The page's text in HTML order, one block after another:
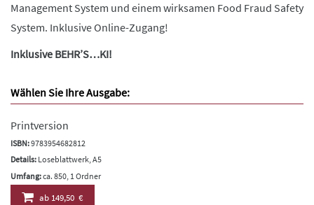
Management System und einem wirksamen Food Fraud Safety
System. Inklusive Online-Zugang!
Inklusive BEHR’S…KI!
Wählen Sie Ihre Ausgabe:
Printversion
ISBN:9783954682812
Details: Loseblattwerk, A5
Umfang:ca. 850, 1 Ordner
ab149,50 €